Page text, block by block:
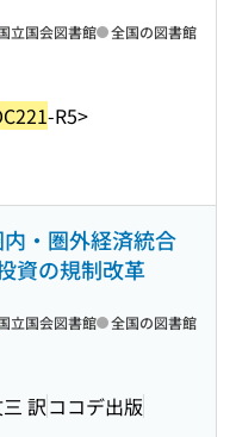
-R5>
立国会図書館 全国の図書館
・圏外経済統合
資の規制改革
訳ココデ出版
立国会図書館 全国の図書館